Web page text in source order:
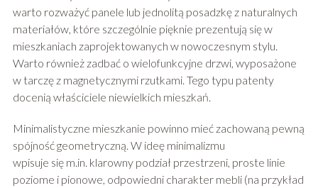
warto rozważyć panele lub jednolitą posadzkę z naturalnych
materiałów, które szczególnie pięknie prezentują się w
mieszkaniach zaprojektowanych w nowoczesnym stylu.
Warto również zadbać o wielofunkcyjne drzwi, wyposażone
w tarczę z magnetycznymi rzutkami. Tego typu patenty
docenią właściciele niewielkich mieszkań.
Minimalistyczne mieszkanie powinno mieć zachowaną pewną
spójność geometryczną. W ideę minimalizmu
wpisuje się m.in. klarowny podział przestrzeni, proste linie
poziome i pionowe, odpowiedni charakter mebli (na przykład